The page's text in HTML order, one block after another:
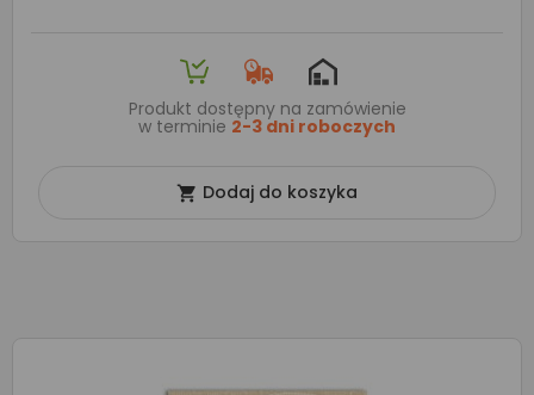
Produkt dostępny na zamówienie
w terminie 2-3 dni roboczych
 Dodaj do koszyka